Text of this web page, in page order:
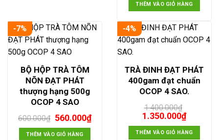
là:
140.000₫.
THÊM VÀO GIỎ HÀNG
-7%
BỘ HỘP TRÀ TÔM
NÕN ĐẠT PHÁT
thượng hạng 500g
OCOP 4 SAO
600.000₫ Giá
gốc
là:
560.000₫Giá
hiện
THÊM VÀO GIỎ HÀNG
-4%
TRÀ ĐINH ĐẠT PHÁT
400gam đạt chuẩn
OCOP 4 SAO.
1.400.000₫
Giá
gốc
là:
1.350.000₫Giá
hiện
tại
THÊM VÀO GIỎ HÀNG